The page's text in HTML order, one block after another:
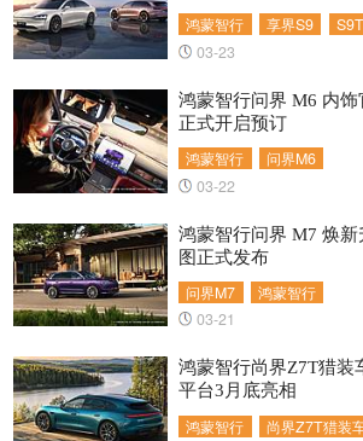
鸿蒙智行 享界S9 S9T
03-23
鸿蒙智行 问界M6
鸿蒙智行问界 M6 内饰
正式开启预订
03-22
问界M7 鸿蒙智行
鸿蒙智行问界 M7 焕
图正式发布
03-21
鸿蒙智行 尚界Z7T猎装
鸿蒙智行尚界Z7T猎装
平台3月底亮相